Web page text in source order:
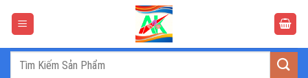
Tìm